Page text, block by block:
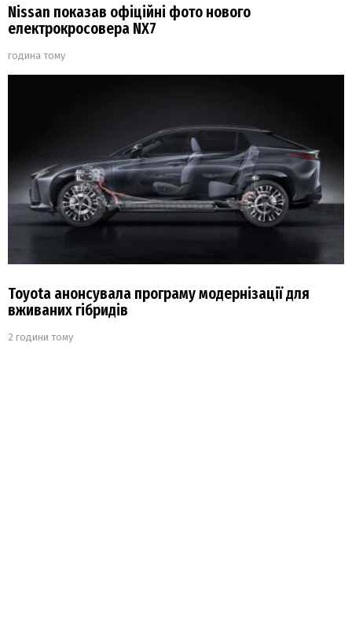
Nissan показав офіційні фото нового
електрокросовера NX7
година тому
Toyota анонсувала програму модернізації для
вживаних гібридів
2 години тому